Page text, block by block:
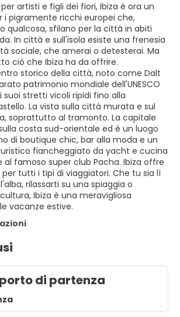
artisti e figli dei fiori, Ibiza è ora un
i pigramente ricchi europei che,
qualcosa, sfilano per la città in abiti
In città e sull'isola esiste una frenesia
sociale, che amerai o detesterai. Ma
ciò che Ibiza ha da offrire.
storico della città, noto come Dalt
patrimonio mondiale dell'UNESCO
suoi stretti vicoli ripidi fino alla
La vista sulla città murata e sul
soprattutto al tramonto. La capitale
costa sud-orientale ed è un luogo
di boutique chic, bar alla moda e un
fiancheggiato da yacht e cucina
al famoso super club Pacha. Ibiza offre
tutti i tipi di viaggiatori. Che tu sia lì
rilassarti su una spiaggia o
Ibiza è una meravigliosa
vacanze estive.
di partenza